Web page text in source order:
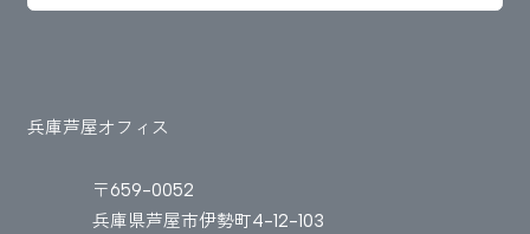
兵庫芦屋オフィス
〒659-0052
兵庫県芦屋市伊勢町4-12-103